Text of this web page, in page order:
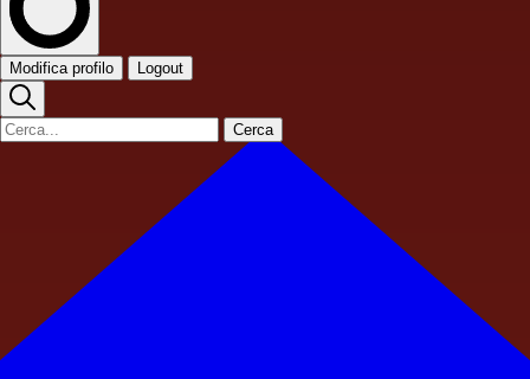
Modifica profilo Logout
Cerca